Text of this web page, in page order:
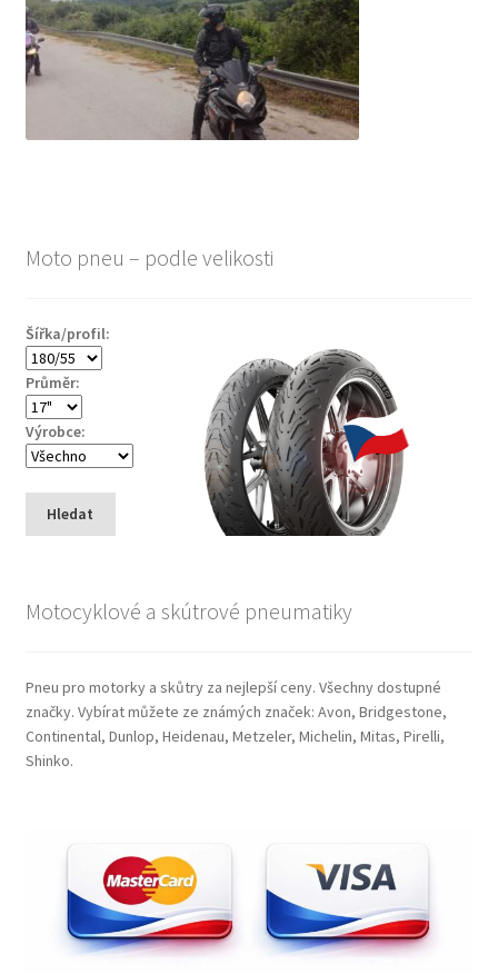
Moto pneu – podle velikosti
Šířka/profil:
Průměr:
Výrobce:
Hledat
Motocyklové a skútrové pneumatiky
Pneu pro motorky a skůtry za nejlepší ceny. Všechny dostupné
značky. Vybírat můžete ze známých značek: Avon, Bridgestone,
Continental, Dunlop, Heidenau, Metzeler, Michelin, Mitas, Pirelli,
Shinko.